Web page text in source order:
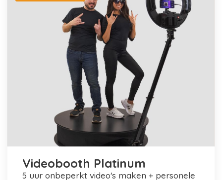
Videobooth Platinum
5 uur onbeperkt video's maken + personele